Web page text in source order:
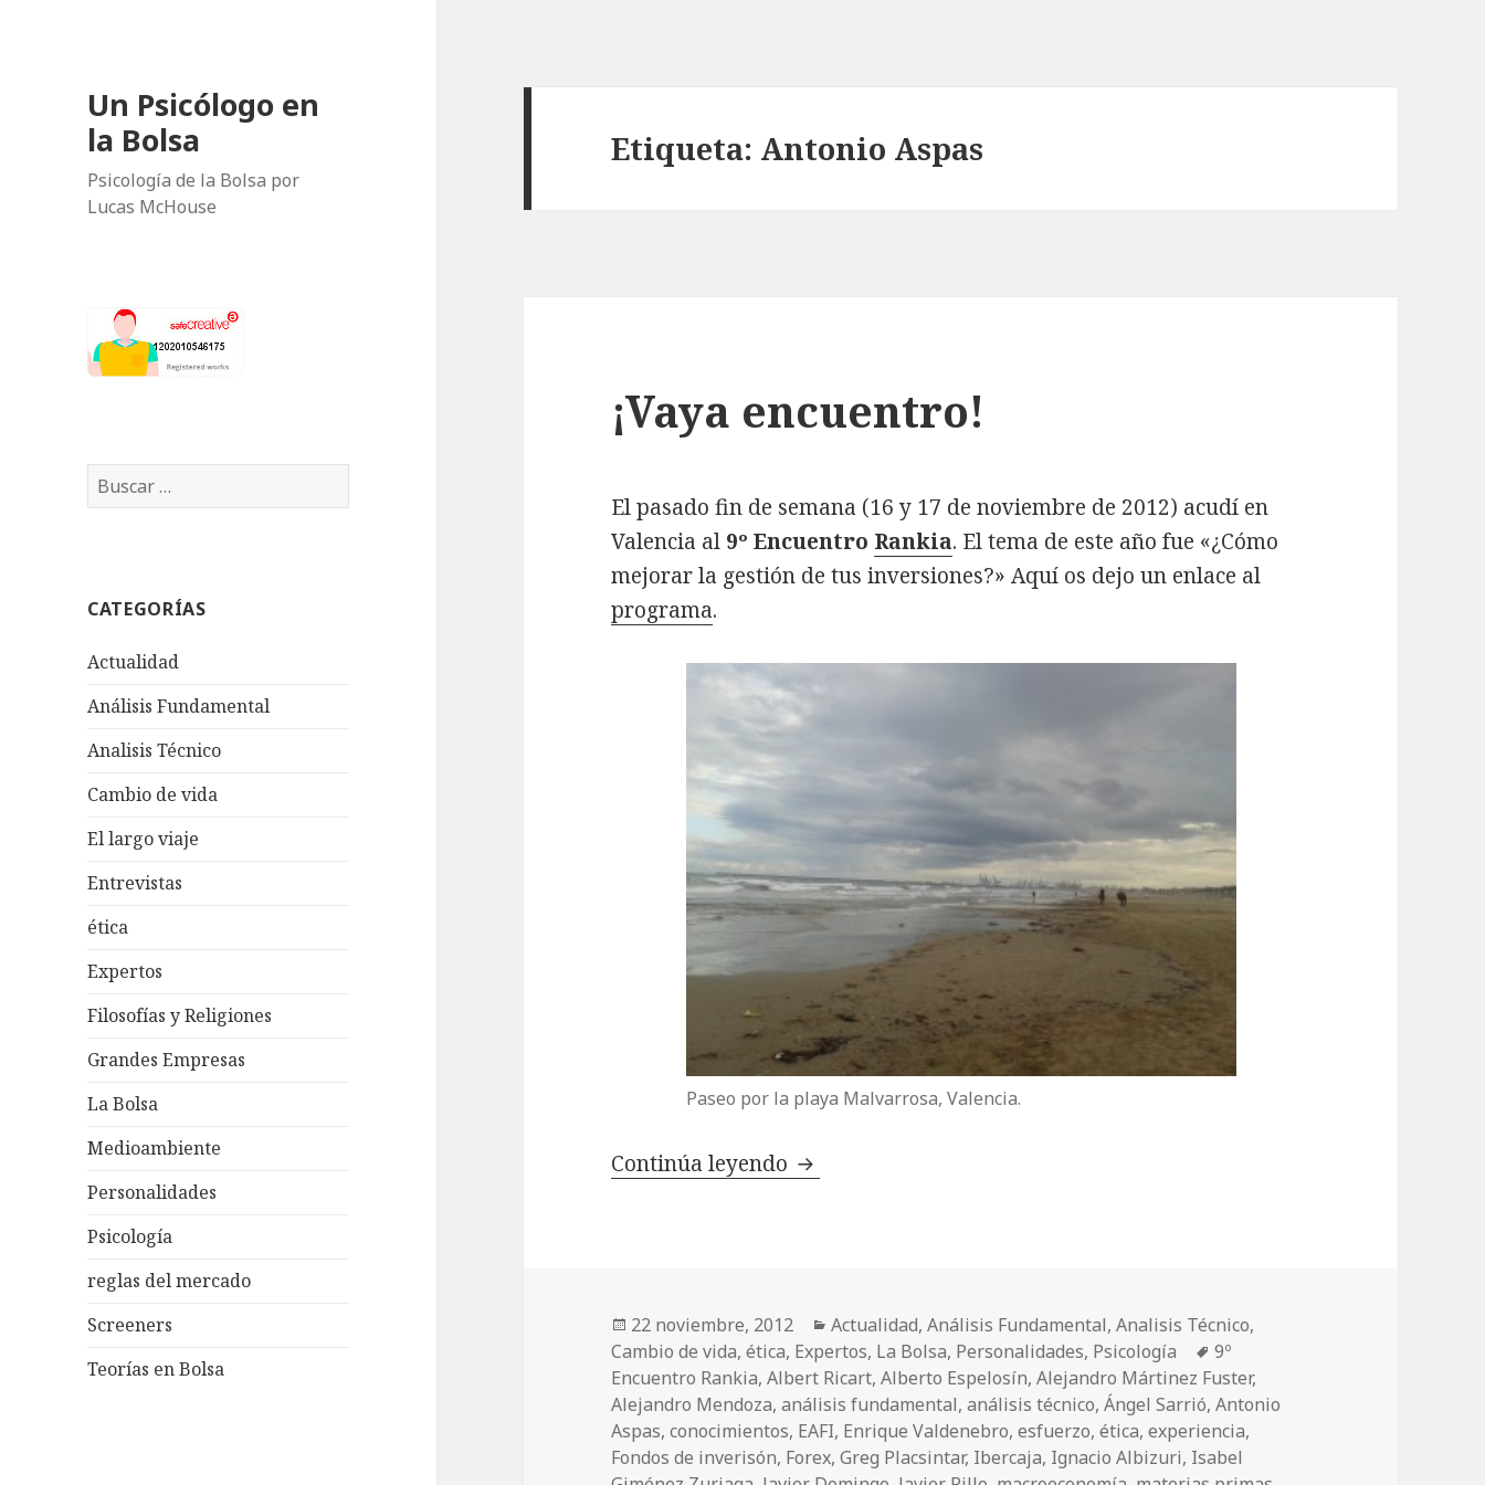
Un Psicólogo en
la Bolsa
Psicología de la Bolsa por
Lucas McHouse
B
u
r
CATEGORÍAS
Actualidad
Análisis Fundamental
Analisis Técnico
Cambio de vida
El largo viaje
Entrevistas
ética
Expertos
Filosofías y Religiones
Grandes Empresas
La Bolsa
Medioambiente
Personalidades
Psicología
reglas del mercado
Screeners
Teorías en Bolsa
Etiqueta: Antonio Aspas
¡Vaya encuentro!
El pasado fin de semana (16 y 17 de noviembre de 2012) acudí en
Valencia al 9º Encuentro Rankia. El tema de este año fue «¿Cómo
mejorar la gestión de tus inversiones?» Aquí os dejo un enlace al
programa.
Paseo por la playa Malvarrosa, Valencia.
Continúa leyendo ¡Vaya encuentro!
Publicado
el
22 noviembre, 2012 Categorías
Actualidad,Análisis Fundamental,Analisis Técnico,
Cambio de vida,ética, Expertos, La Bolsa, Personalidades, Psicología Etiquetas
9º
Encuentro Rankia,Albert Ricart,Alberto Espelosín,Alejandro Mártinez Fuster,
Alejandro Mendoza,análisis fundamental,análisis técnico,Ángel Sarrió,Antonio
Aspas,conocimientos, EAFI, Enrique Valdenebro,esfuerzo,ética,experiencia,
Fondos de inverisón, Forex,Greg Placsintar, Ibercaja, Ignacio Albizuri, Isabel